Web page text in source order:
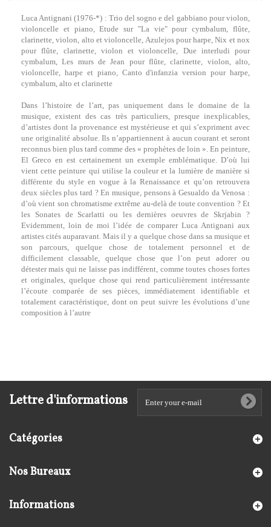
Luca Antignani (1976-*) : Trio del sogno e del gabbiano pour violon,
violoncelle et piano, Etude sur "La vie" pour cymbalum, flûte,
clarinette, violon, alto et violoncelle, Azulejos pour harpe, Nix et nox
pour flûte, clarinette, violon et violoncelle, Due interludi pour
cymbalum, Les murs de Jean pour flûte, clarinette, violon, alto,
violoncelle, harpe et piano, Canto d'infanzia version pour harpe,
cymbalum, alto et clarinette
Dans l’histoire de l’art, pas uniquement dans le domaine de la
musique, existent des cas très particuliers, presque inexplicables,
d’artistes dont la provenance est mystérieuse et qui s’expriment avec
une originalité absolue. Ils n’appartiennent à aucun courant et seront
reconnus bien plus tard comme des « prophètes de loin ». En peinture,
El Greco en est certainement un exemple emblématique. D’où lui
vient cette peinture qui utilise la couleur et la lumière de manière si
différente du style en vogue à la Renaissance et qu’on retrouvera
deux siècles plus tard ? En musique, pensons à Gesualdo da Venosa :
d’où vient son chromatisme extrême au-delà de toute convention ? Et
les Sonates de Scarlatti ou les dernières oeuvres de Skrjabin ?
Evidemment, loin de moi l’idée de comparer Luca Antignani aux
artistes cités auparavant. Mais il y a quelque chose dans sa musique et
son parcours, quelque chose de totalement personnel et de
difficilement classable, quelque chose que l’on peut adorer ou
détester mais qui ne laisse pas indifférent, comme toutes choses fortes
et originales, quelque chose qui rend particulièrement intéressante
l’écoute comparée de ses pièces, immédiatement identifiable et
totalement caractéristique, dont on peut suivre les évolutions d’une
composition à l’autre
Lettre d'informations
Catégories
Nos Bureaux
Informations